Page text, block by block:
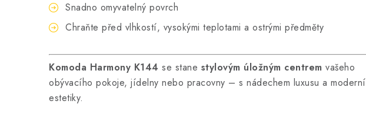
Snadno omyvatelný povrch
Chraňte před vlhkostí, vysokými teplotami a ostrými předměty
Komoda Harmony K144 se stane stylovým úložným centrem vašeho
obývacího pokoje, jídelny nebo pracovny – s nádechem luxusu a moderní
estetiky.